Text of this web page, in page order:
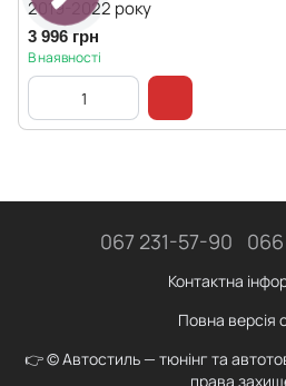
2019-2022 року
3 996 грн
В наявності
067 231-57-90
Контактна
Повна версія
👉 © Автостиль — тюнінг та
права